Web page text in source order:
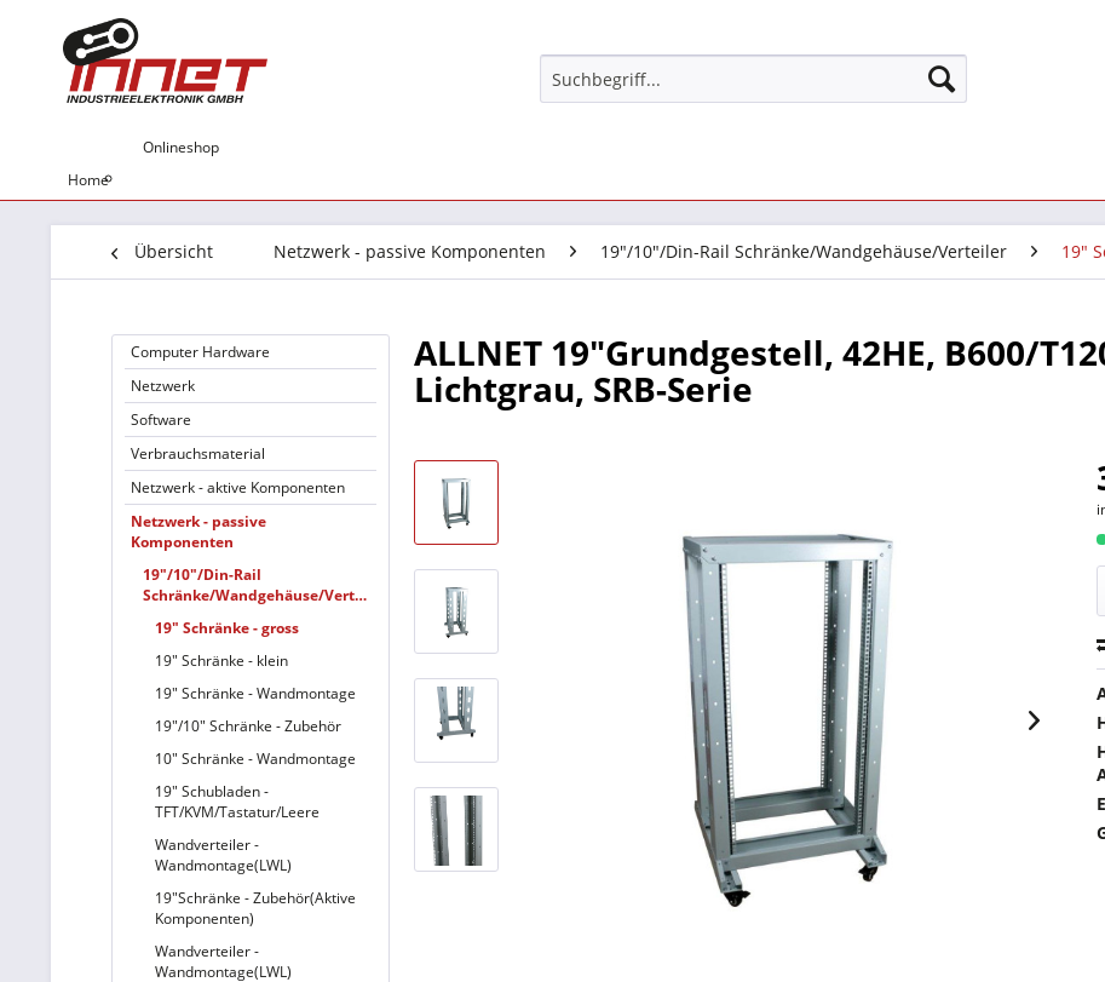
Home
Onlineshop
Übersicht Netzwerk - passive Komponenten 19"/10"/Din-Rail Schränke/Wandgehäuse/Verteiler 19"
Computer Hardware
Netzwerk
Software
Verbrauchsmaterial
Netzwerk - aktive Komponenten
Netzwerk - passive
Komponenten
19"/10"/Din-Rail
Schränke/Wandgehäuse/Verteiler
19" Schränke - gross
19" Schränke - klein
19" Schränke - Wandmontage
19"/10" Schränke - Zubehör
10" Schränke - Wandmontage
19" Schubladen -
TFT/KVM/Tastatur/Leere
Wandverteiler -
Wandmontage(LWL)
19"Schränke - Zubehör(Aktive
Komponenten)
Wandverteiler -
Wandmontage(LWL)
ALLNET 19"Grundgestell, 42HE, B600/
Lichtgrau, SRB-Serie